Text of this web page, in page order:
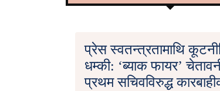
प्रेस स्वतन्त्रतामाथि
धम्की: ‘ब्याक फायर’
प्रथम सचिवविरुद्ध